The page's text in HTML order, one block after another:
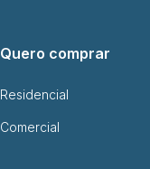
Quero comprar
Residencial
Comercial